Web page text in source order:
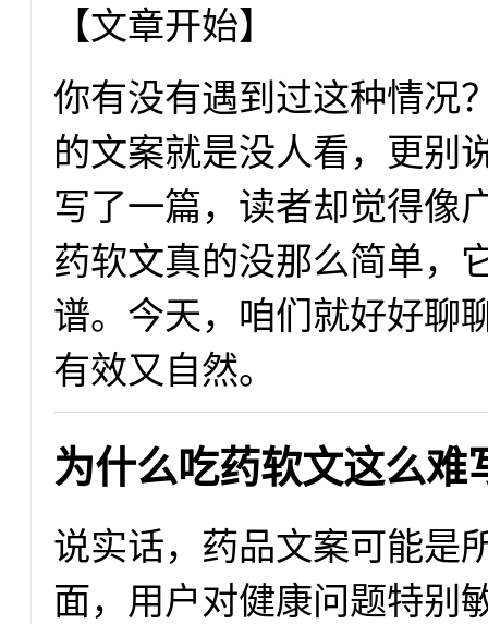
【文章开始】
你有没有遇到过这种情况
的文案就是没人看，更别
写了一篇，读者却觉得像
药软文真的没那么简单，
谱。今天，咱们就好好聊
有效又自然。
为什么吃药软文这么难
说实话，药品文案可能是
面，用户对健康问题特别